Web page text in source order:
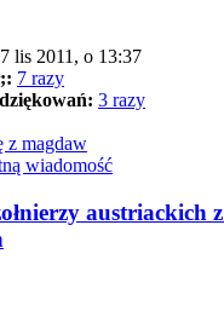
7 lis 2011, o 13:37
7 razy
3 razy
z magdaw
wiadomość
austriackich